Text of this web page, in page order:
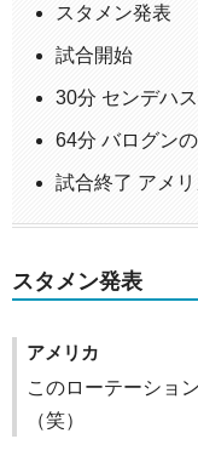
スタメン発表
試合開始
30分 センデハ
64分 バログン
試合終了 アメ
スタメン発表
アメリカ
このローテーショ
（笑）